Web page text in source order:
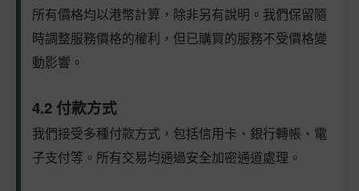
所有價格均以港幣計算，除非另有說明。我們保留隨
時調整服務價格的權利，但已購買的服務不受價格變
動影響。
4.2 付款方式
我們接受多種付款方式，包括信用卡、銀行轉帳、電
子支付等。所有交易均通過安全加密通道處理。